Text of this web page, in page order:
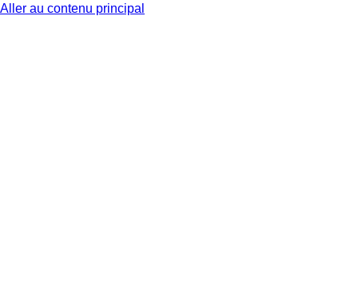
Aller au contenu principal